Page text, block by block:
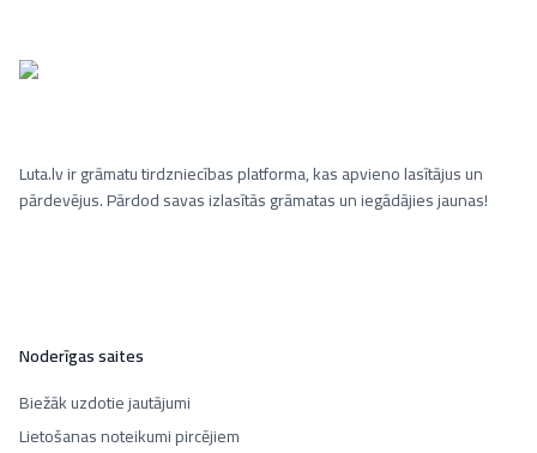
Luta.lv ir grāmatu tirdzniecības platforma, kas apvieno lasītājus un
pārdevējus. Pārdod savas izlasītās grāmatas un iegādājies jaunas!
Noderīgas saites
Biežāk uzdotie jautājumi
Lietošanas noteikumi pircējiem